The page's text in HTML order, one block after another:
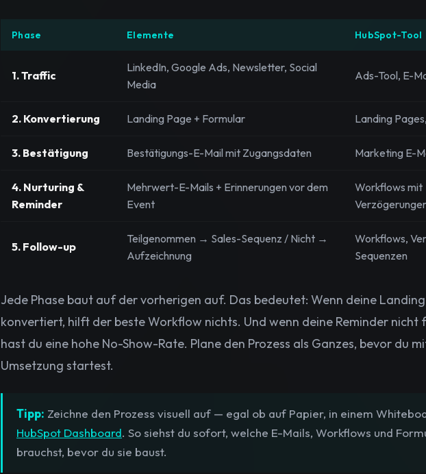
Phase Elemente HubSpot-Tool
1. Traffic
LinkedIn, Google Ads, Newsletter, Social
Media
Ads-Tool, E-
2. Konvertierung Landing Page + Formular Landing
3. Bestätigung Bestätigungs-E-Mail mit Zugangsdaten Marketing E-
4. Nurturing &
Reminder
Mehrwert-E-Mails + Erinnerungen vor dem
Event
Workflows mit
5. Follow-up
Teilgenommen → Sales-Sequenz / Nicht →
Aufzeichnung
Workflows,
Sequenzen
Jede Phase baut auf der vorherigen auf. Das bedeutet: Wenn deine
konvertiert, hilft der beste Workflow nichts. Und wenn deine Reminder nicht
hast du eine hohe No-Show-Rate. Plane den Prozess als Ganzes, bevor du
Umsetzung startest.
Tipp: Zeichne den Prozess visuell auf — egal ob auf Papier, in einem
HubSpot Dashboard. So siehst du sofort, welche E-Mails, Workflows und
brauchst, bevor du sie baust.